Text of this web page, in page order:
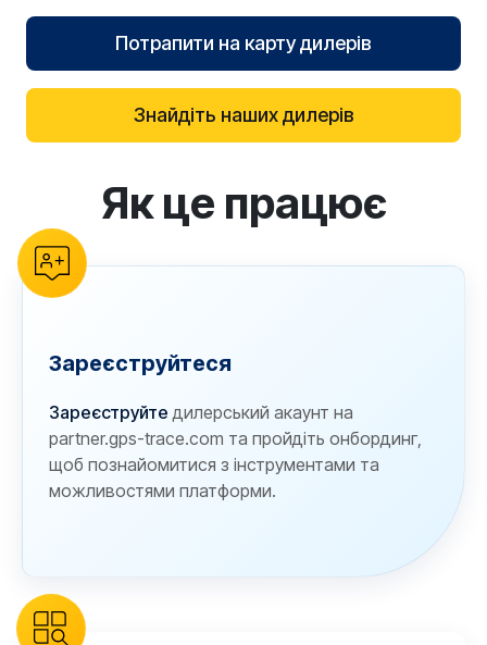
Потрапити на карту дилерів
Знайдіть наших дилерів
reCAPTCHA verificationЯк це працює
Зареєструйтеся
Зареєструйте дилерський акаунт на
partner.gps-trace.com та пройдіть онбординг,
щоб познайомитися з інструментами та
можливостями платформи.